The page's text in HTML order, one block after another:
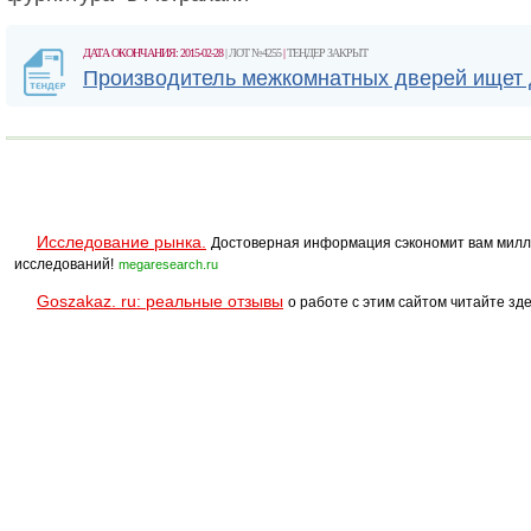
ДАТА ОКОНЧАНИЯ: 2015-02-28| ЛОТ №4255|ТЕНДЕР ЗАКРЫТ
Производитель межкомнатных дверей ищет
Исследование рынка.
Достоверная информация сэкономит вам
исследований! megaresearch.ru
Goszakaz. ru: реальные отзывы о работе с этим сайтом читайте